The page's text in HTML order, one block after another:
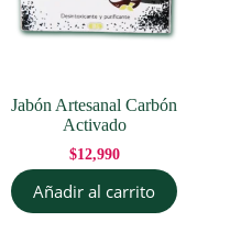
Jabón Artesanal Carbón
Activado
$12,990
Añadir al carrito